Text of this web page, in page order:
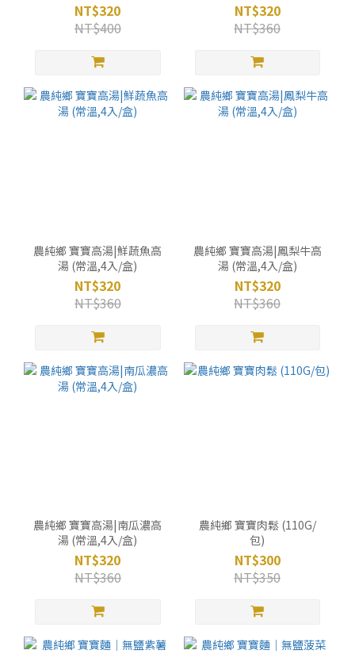
NT$320
NT$400
NT$320
NT$360
農純鄉 寶寶高湯|鮮蔬魚高
湯 (常溫,4入/盒)
NT$320
NT$360
農純鄉 寶寶高湯|鳳梨牛高
湯 (常溫,4入/盒)
NT$320
NT$360
農純鄉 寶寶高湯|南瓜濃高
湯 (常溫,4入/盒)
NT$320
NT$360
農純鄉 寶寶肉鬆 (110G/
包)
NT$300
NT$350